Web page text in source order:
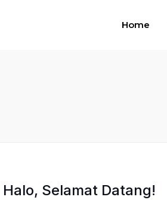
Home
Halo, Selamat Datang!